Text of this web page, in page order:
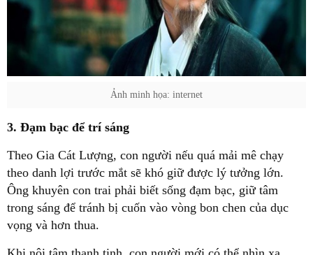
Ảnh minh họa: internet
3. Đạm bạc để trí sáng
Theo Gia Cát Lượng, con người nếu quá mải mê chạy
theo danh lợi trước mắt sẽ khó giữ được lý tưởng lớn.
Ông khuyên con trai phải biết sống đạm bạc, giữ tâm
trong sáng để tránh bị cuốn vào vòng bon chen của dục
vọng và hơn thua.